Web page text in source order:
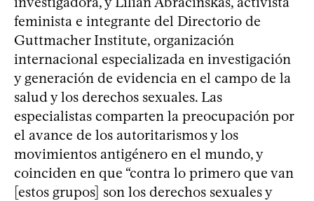
feminista e integrante del Directorio de
Guttmacher Institute, organización
internacional especializada en investigación
y generación de evidencia en el campo de la
salud y los derechos sexuales. Las
especialistas comparten la preocupación por
el avance de los autoritarismos y los
movimientos antigénero en el mundo, y
coinciden en que “contra lo primero que van
[estos grupos] son los derechos sexuales y